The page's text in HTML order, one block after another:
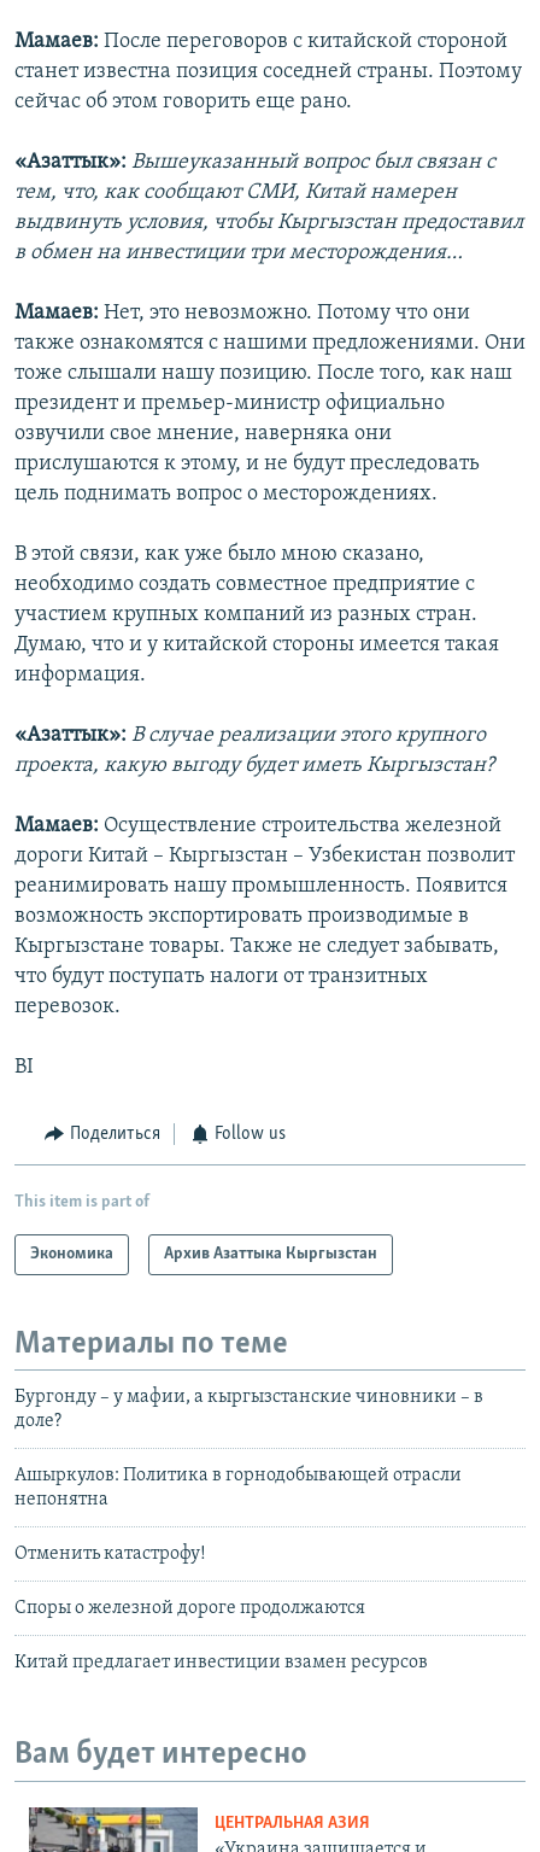
Мамаев: После переговоров с китайской стороной
станет известна позиция соседней страны. Поэтому
сейчас об этом говорить еще рано.
«Азаттык»: Вышеуказанный вопрос был связан с
тем, что, как сообщают СМИ, Китай намерен
выдвинуть условия, чтобы Кыргызстан предоставил
в обмен на инвестиции три месторождения…
Мамаев: Нет, это невозможно. Потому что они
также ознакомятся с нашими предложениями. Они
тоже слышали нашу позицию. После того, как наш
президент и премьер-министр официально
озвучили свое мнение, наверняка они
прислушаются к этому, и не будут преследовать
цель поднимать вопрос о месторождениях.
В этой связи, как уже было мною сказано,
необходимо создать совместное предприятие с
участием крупных компаний из разных стран.
Думаю, что и у китайской стороны имеется такая
информация.
«Азаттык»: В случае реализации этого крупного
проекта, какую выгоду будет иметь Кыргызстан?
Мамаев: Осуществление строительства железной
дороги Китай – Кыргызстан – Узбекистан позволит
реанимировать нашу промышленность. Появится
возможность экспортировать производимые в
Кыргызстане товары. Также не следует забывать,
что будут поступать налоги от транзитных
перевозок.
BI
Поделиться Follow us
This item is part of
Экономика Архив Азаттыка Кыргызстан
Материалы по теме
Бургонду – у мафии, а кыргызстанские чиновники – в
доле?
Ашыркулов: Политика в горнодобывающей отрасли
непонятна
Отменить катастрофу!
Споры о железной дороге продолжаются
Китай предлагает инвестиции взамен ресурсов
Вам будет интересно
ЦЕНТРАЛЬНАЯ АЗИЯ